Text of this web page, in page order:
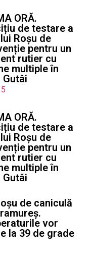
ORĂ.
de testare a
Roșu de
pentru un
rutier cu
multiple în
Gutâi
5
ORĂ.
de testare a
Roșu de
pentru un
rutier cu
multiple în
Gutâi
de caniculă
vor
la 39 de grade